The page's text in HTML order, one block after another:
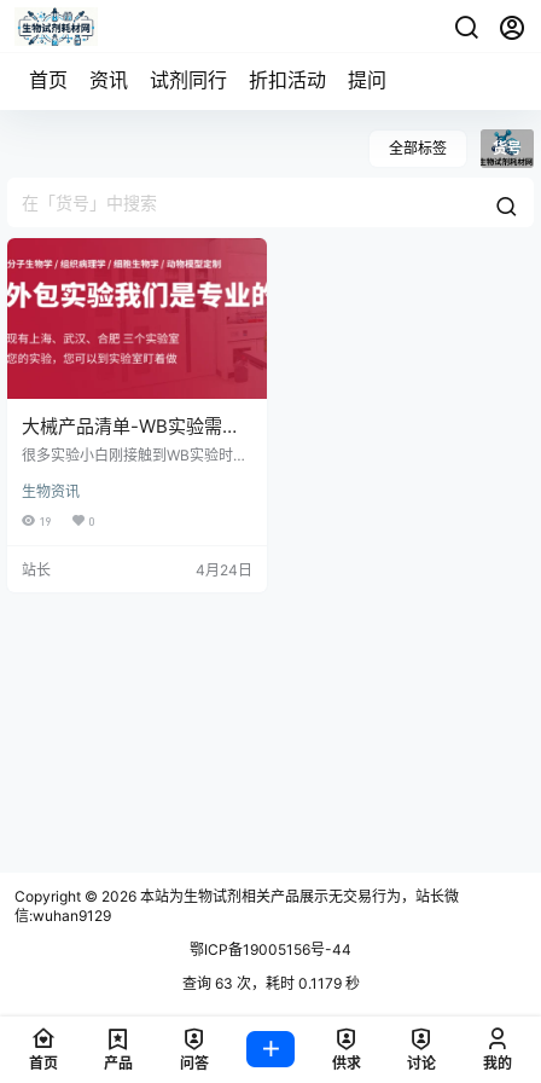
首页 资讯 试剂同行 折扣活动 提问
全部标签 货号
大械产品清单-WB实验需要
准备的试剂和耗材推荐
很多实验小白刚接触到WB实验时，
耗材呢，一般小伙伴们的做法就是
看几篇实验流程讲解，或者小红书
全，也不知道该买哪个牌子的哪个
生物资讯
19 0
站长 4月24日
Copyright © 2026 本站为生物试剂相关产品展示无交易行为，站长微
信:wuhan9129
鄂ICP备19005156号-44
查询 63 次，耗时 0.1179 秒
首页 产品 问答 供求 讨论 我的